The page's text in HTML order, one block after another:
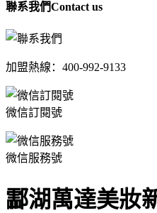
聯系我們Contact us
加盟熱線：400-992-9133
微信訂閱號
微信服務號
酃湖萬達美妝